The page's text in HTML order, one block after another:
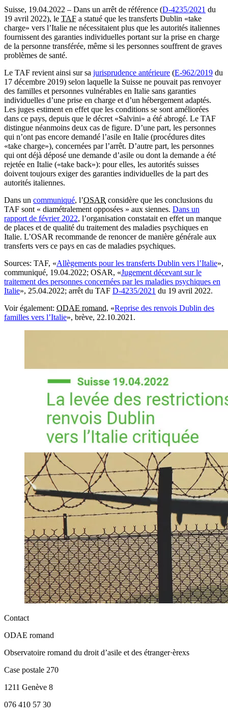
Suisse, 19.04.2022 – Dans un arrêt de référence (D-4235/2021 du
19 avril 2022), le TAF a statué que les transferts Dublin «take
charge» vers l’Italie ne nécessitaient plus que les autorités italiennes
fournissent des garanties individuelles portant sur la prise en charge
de la personne transférée, même si les personnes souffrent de graves
problèmes de santé.
Le TAF revient ainsi sur sa jurisprudence antérieure (E-962/2019 du
17 décembre 2019) selon laquelle la Suisse ne pouvait pas renvoyer
des familles et personnes vulnérables en Italie sans garanties
individuelles d’une prise en charge et d’un hébergement adaptés.
Les juges estiment en effet que les conditions se sont améliorées
dans ce pays, depuis que le décret «Salvini» a été abrogé. Le TAF
distingue néanmoins deux cas de figure. D’une part, les personnes
qui n’ont pas encore demandé l’asile en Italie (procédures dites
«take charge»), concernées par l’arrêt. D’autre part, les personnes
qui ont déjà déposé une demande d’asile ou dont la demande a été
rejetée en Italie («take back»): pour elles, les autorités suisses
doivent toujours exiger des garanties individuelles de la part des
autorités italiennes.
Dans un communiqué, l’OSAR considère que les conclusions du
TAF sont « diamétralement opposées » aux siennes. Dans un
rapport de février 2022, l’organisation constatait en effet un manque
de places et de qualité du traitement des maladies psychiques en
Italie. L’OSAR recommande de renoncer de manière générale aux
transferts vers ce pays en cas de maladies psychiques.
Sources: TAF, «Allègements pour les transferts Dublin vers l’Italie»,
communiqué, 19.04.2022; OSAR, «Jugement décevant sur le
traitement des personnes concernées par les maladies psychiques en
Italie», 25.04.2022; arrêt du TAF D-4235/2021 du 19 avril 2022.
Voir également: ODAE romand, «Reprise des renvois Dublin des
familles vers l’Italie», brève, 22.10.2021.
Contact
ODAE romand
Observatoire romand du droit d’asile et des étranger·èrexs
Case postale 270
1211 Genève 8
076 410 57 30